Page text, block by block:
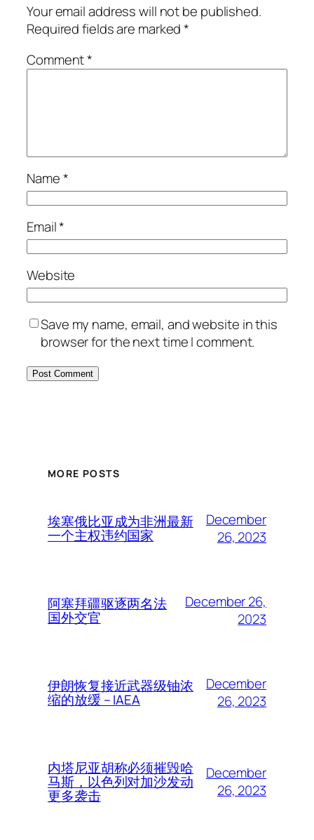
Your email address will not be published.
Required fields are marked*
Comment*
Name*
Email*
Website
Save my name, email, and website in this
browser for the next time I comment.
MORE POSTS
埃塞俄比亚成为非洲最新
一个主权违约国家
December
26, 2023
阿塞拜疆驱逐两名法
国外交官
December 26,
2023
伊朗恢复接近武器级铀浓
缩的放缓 – IAEA
December
26, 2023
内塔尼亚胡称必须摧毁哈
马斯，以色列对加沙发动
更多袭击
December
26, 2023